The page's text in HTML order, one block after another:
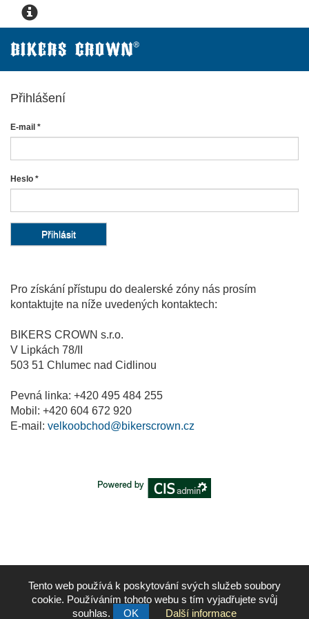
Přihlášení
E-mail *
Heslo *
Pro získání přístupu do dealerské zóny nás prosím
kontaktujte na níže uvedených kontaktech:
BIKERS CROWN s.r.o.
V Lipkách 78/II
503 51 Chlumec nad Cidlinou
Pevná linka: +420 495 484 255
Mobil: +420 604 672 920
E-mail: velkoobchod@bikerscrown.cz
Tento web používá k poskytování svých služeb soubory
cookie. Používáním tohoto webu s tím vyjadřujete svůj
souhlas.
OK Další informace